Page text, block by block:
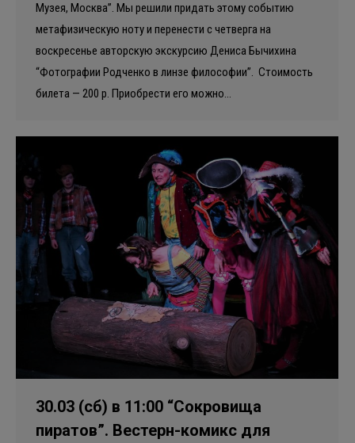
Музея, Москва”. Мы решили придать этому событию
метафизическую ноту и перенести с четверга на
воскресенье авторскую экскурсию Дениса Бычихина
“Фотографии Родченко в линзе философии”. Стоимость
билета — 200 р. Приобрести его можно…
30.03 (сб) в 11:00 “Сокровища
пиратов”. Вестерн-комикс для